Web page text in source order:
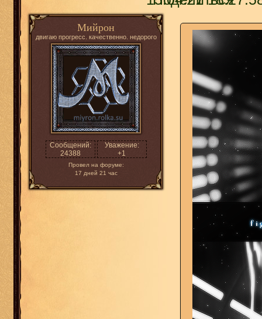
Мийрон
двигаю прогресс. качественно. недорого
Сообщений:
24388
Уважение:
+1
Провел на форуме:
17 дней 21 час